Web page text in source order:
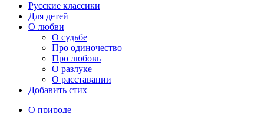
Русские классики
Для детей
О любви
О судьбе
Про одиночество
Про любовь
О разлуке
О расставании
Добавить стих
О природе